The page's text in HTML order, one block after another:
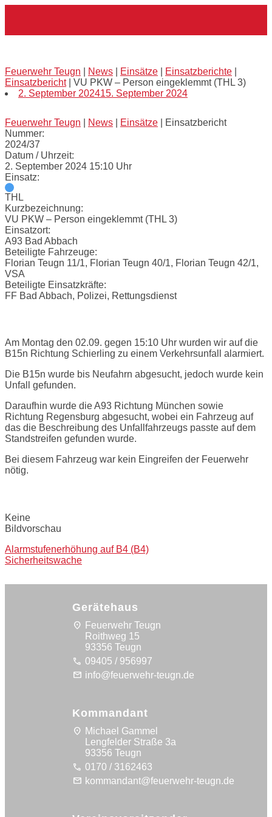
Feuerwehr Teugn News Einsätze Einsatzberichte
Einsatzbericht| VU PKW – Person eingeklemmt (THL 3)
2. September 202415. September 2024
Feuerwehr Teugn News Einsätze
Einsatzbericht
Nummer:
2024/37
Datum / Uhrzeit:
2. September 2024 15:10 Uhr
Einsatz:
THL
Kurzbezeichnung:
VU PKW – Person eingeklemmt (THL 3)
Einsatzort:
A93 Bad Abbach
Beteiligte Fahrzeuge:
Florian Teugn 11/1, Florian Teugn 40/1, Florian Teugn 42/1,
VSA
Beteiligte Einsatzkräfte:
FF Bad Abbach, Polizei, Rettungsdienst
Am Montag den 02.09. gegen 15:10 Uhr wurden wir auf die
B15n Richtung Schierling zu einem Verkehrsunfall alarmiert.
Die B15n wurde bis Neufahrn abgesucht, jedoch wurde kein
Unfall gefunden.
Daraufhin wurde die A93 Richtung München sowie
Richtung Regensburg abgesucht, wobei ein Fahrzeug auf
das die Beschreibung des Unfallfahrzeugs passte auf dem
Standstreifen gefunden wurde.
Bei diesem Fahrzeug war kein Eingreifen der Feuerwehr
nötig.
Keine
Bildvorschau
Post
navigation
Alarmstufenerhöhung auf B4 (B4)
Sicherheitswache
Gerätehaus
location_on Feuerwehr Teugn
Roithweg 15
93356 Teugn
call 09405 / 956997
mail info@feuerwehr-teugn.de
Kommandant
location_on Michael Gammel
Lengfelder Straße 3a
93356 Teugn
call 0170 / 3162463
mail kommandant@feuerwehr-teugn.de